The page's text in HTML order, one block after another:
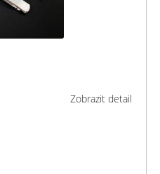
Zobrazit detail